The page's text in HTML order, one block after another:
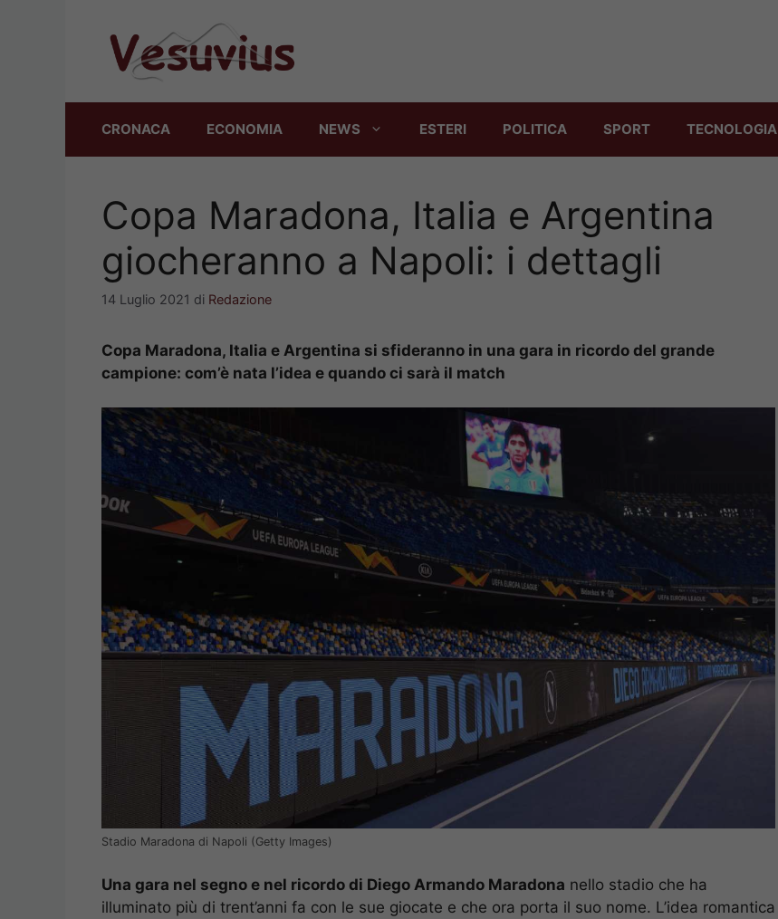
CRONACA ECONOMIA NEWS ESTERI POLITICA SPORT TECNOLOGIA
Copa Maradona, Italia e Argentina
giocheranno a Napoli: i dettagli
14 Luglio 2021 di Redazione
Copa Maradona, Italia e Argentina si sfideranno in una gara in ricordo del grande
campione: com’è nata l’idea e quando ci sarà il match
Stadio Maradona di Napoli (Getty Images)
Una gara nel segno e nel ricordo di Diego Armando Maradona nello stadio che ha
illuminato più di trent’anni fa con le sue giocate e che ora porta il suo nome. L’idea romantica